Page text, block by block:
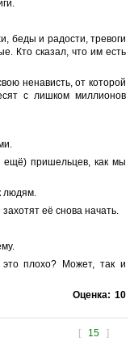
беды и радости, тревоги
Кто сказал, что им есть
ненависть, от которой
с лишком миллионов
ещё) пришельцев, как мы
людям.
её снова начать.
плохо? Может, так и
Оценка: 10
[ 15 ]